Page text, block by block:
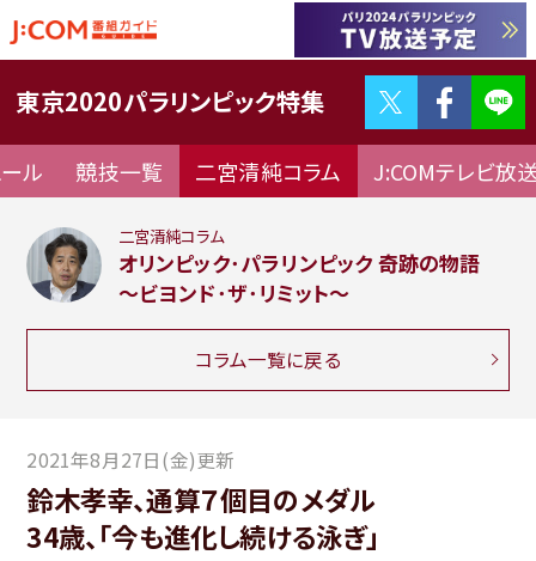
東京2020パラリンピック特集
ル 競技一覧 二宮清純コラム J:COMテレビ放
Twitter
二宮清純コラム
オリンピック･パラリンピック 奇跡の物語
～ビヨンド･ザ･リミット～
コラム一覧に戻る
2021年8月27日(金)更新
鈴木孝幸、通算７個目のメダル
34歳、「今も進化し続ける泳ぎ」